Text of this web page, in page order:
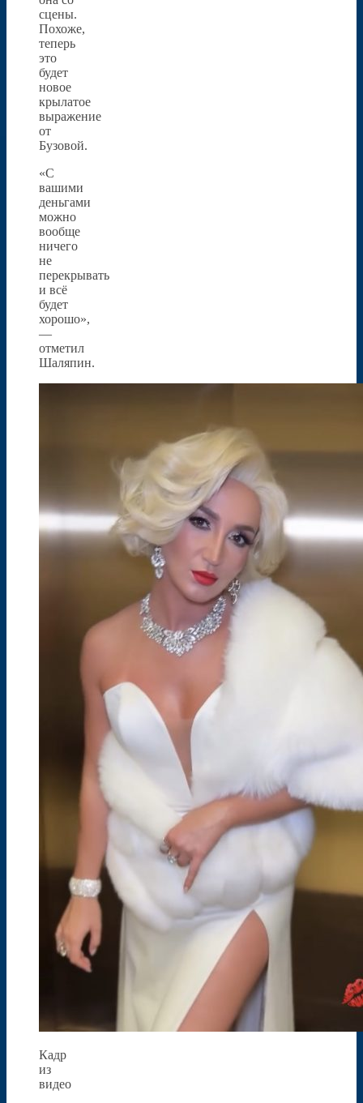
сцены.
Похоже,
теперь
это
будет
новое
крылатое
выражение
от
Бузовой.
«С
вашими
деньгами
можно
вообще
ничего
не
перекрывать
и всё
будет
хорошо»,
—
отметил
Шаляпин.
Кадр
из
видео